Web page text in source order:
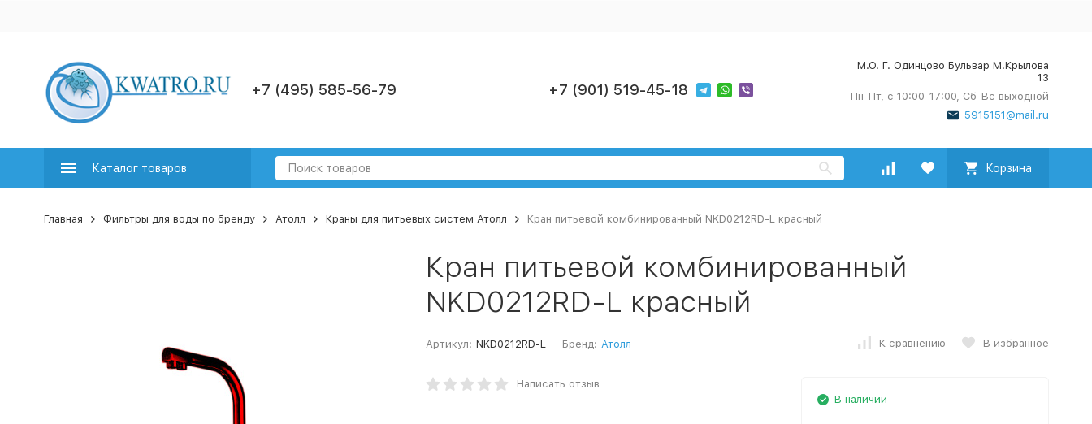
+7 (495) 585-56-79 +7 (901) 519-45-18
М.О. Г. Одинцово Бульвар М.Крылова
13
Пн-Пт, с 10:00-17:00, Сб-Вс выходной
5915151@mail.ru
Каталог товаров Корзина
Главная Фильтры для воды по бренду Атолл Краны для питьевых систем Атолл Кран питьевой комбинированный NKD0212RD-L красный
Кран питьевой комбинированный
NKD0212RD-L красный
Артикул: NKD0212RD-L Бренд: Атолл К сравнению В избранное
Написать отзыв
В наличии